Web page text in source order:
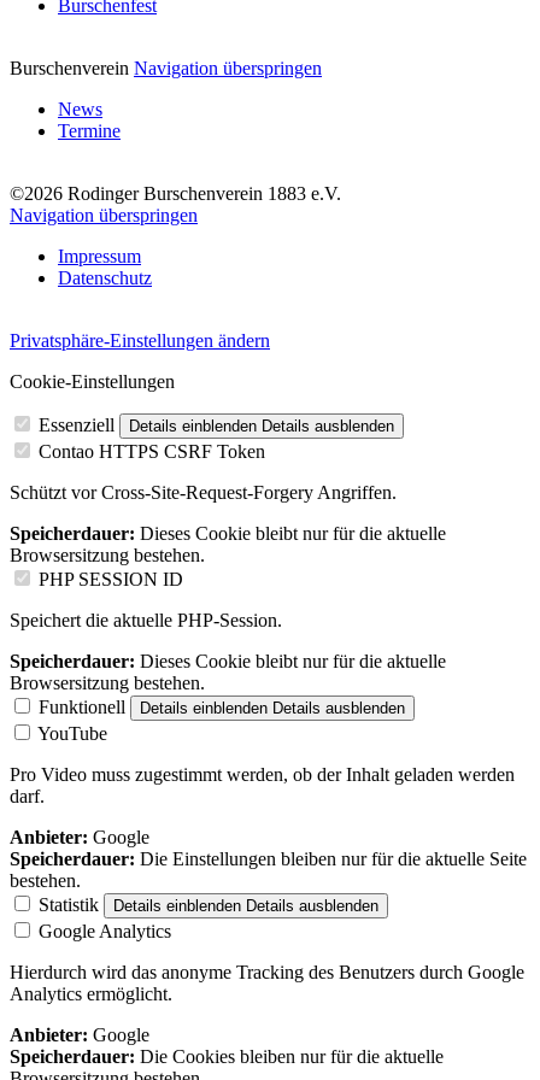
Burschenfest
Burschenverein Navigation überspringen
News
Termine
©2026 Rodinger Burschenverein 1883 e.V.
Navigation überspringen
Impressum
Datenschutz
Privatsphäre-Einstellungen ändern
Cookie-Einstellungen
Essenziell Details einblenden Details ausblenden
Contao HTTPS CSRF Token
Schützt vor Cross-Site-Request-Forgery Angriffen.
Speicherdauer: Dieses Cookie bleibt nur für die aktuelle
Browsersitzung bestehen.
PHP SESSION ID
Speichert die aktuelle PHP-Session.
Speicherdauer: Dieses Cookie bleibt nur für die aktuelle
Browsersitzung bestehen.
Funktionell
Details einblenden Details ausblenden
YouTube
Pro Video muss zugestimmt werden, ob der Inhalt geladen werden
darf.
Anbieter: Google
Speicherdauer: Die Einstellungen bleiben nur für die aktuelle Seite
bestehen.
Statistik
Details einblenden Details ausblenden
Google Analytics
Hierdurch wird das anonyme Tracking des Benutzers durch Google
Analytics ermöglicht.
Anbieter: Google
Speicherdauer: Die Cookies bleiben nur für die aktuelle